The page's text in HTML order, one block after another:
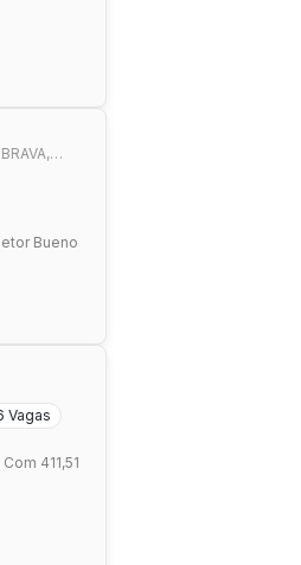
Bueno
Vagas
411,51